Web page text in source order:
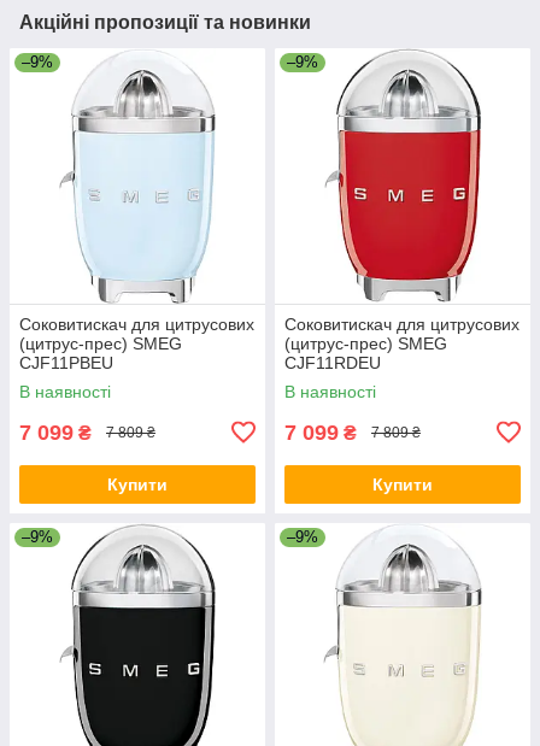
Акційні пропозиції та новинки
–9%
Соковитискач для цитрусових
(цитрус-прес) SMEG
CJF11PBEU
В наявності
7 099 ₴ 7 809 ₴
Купити
–9%
Соковитискач для цитрусових
(цитрус-прес) SMEG
CJF11RDEU
В наявності
7 099 ₴ 7 809 ₴
Купити
–9% –9%